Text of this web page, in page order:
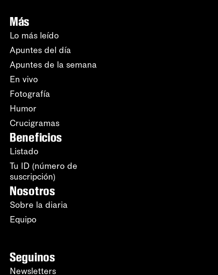
Más
Lo más leído
Apuntes del día
Apuntes de la semana
En vivo
Fotografía
Humor
Crucigramas
Beneficios
Listado
Tu ID (número de
suscripción)
Nosotros
Sobre la diaria
Equipo
Seguinos
Newsletters